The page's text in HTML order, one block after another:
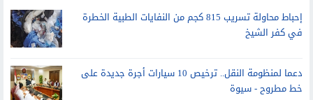
إحباط محاولة تسريب 815 كجم من النفايات الطبية الخطرة
في كفر الشيخ
دعما لمنظومة النقل.. ترخيص 10 سيارات أجرة جديدة على
خط مطروح - سيوة